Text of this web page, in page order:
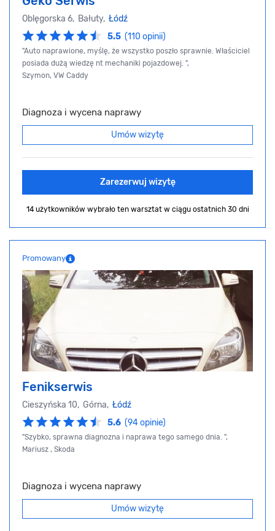
Oblęgorska 6, Bałuty, Łódź
5.5 (110 opinii)
"Auto naprawione, myślę, że wszystko poszło sprawnie. Właściciel
posiada dużą wiedzę nt mechaniki pojazdowej. ",
Szymon, VW Caddy
Diagnoza i wycena naprawy
Umów wizytę
Zarezerwuj wizytę
14 użytkowników wybrało ten warsztat w ciągu ostatnich 30 dni
Promowany
Fenikserwis
Cieszyńska 10, Górna, Łódź
5.6 (94 opinie)
"Szybko, sprawna diagnozna i naprawa tego samego dnia. ",
Mariusz , Skoda
Diagnoza i wycena naprawy
Umów wizytę